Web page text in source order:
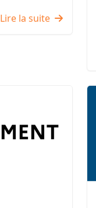
Lire la suite